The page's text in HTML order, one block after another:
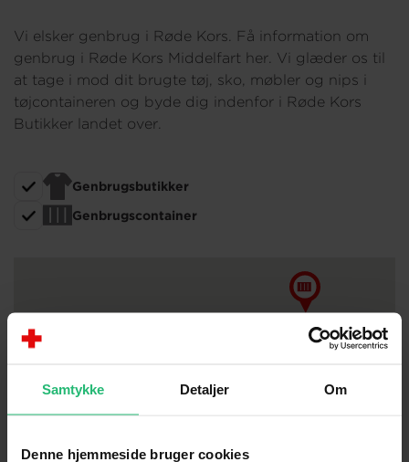
Samtykke Detaljer Om
Denne hjemmeside bruger cookies
Vi elsker genbrug i Røde Kors. Få information om
genbrug i Røde Kors Middelfart her. Vi glæder os til
at tage i mod dit brugte tøj, sko, møbler og nips i
tøjcontaineren og byde dig indenfor i Røde Kors
Butikker landet over.
Genbrugsbutikker
Genbrugscontainer